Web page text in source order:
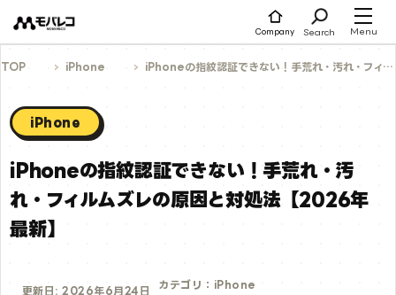
ツ
ス
Company Search Menu
TOP iPhone iPhoneの指紋認証できない！手荒れ・汚れ・フィルムズレの原因と対処法【2026年最新】
iPhone
iPhoneの指紋認証できない！手荒れ・汚
れ・フィルムズレの原因と対処法【2026年
最新】
更新日: 2026年6月24日
カテゴリ： iPhone